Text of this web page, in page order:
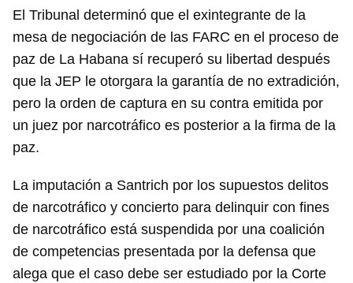
El Tribunal determinó que el exintegrante de la
mesa de negociación de las FARC en el proceso de
paz de La Habana sí recuperó su libertad después
que la JEP le otorgara la garantía de no extradición,
pero la orden de captura en su contra emitida por
un juez por narcotráfico es posterior a la firma de la
paz.
La imputación a Santrich por los supuestos delitos
de narcotráfico y concierto para delinquir con fines
de narcotráfico está suspendida por una coalición
de competencias presentada por la defensa que
alega que el caso debe ser estudiado por la Corte